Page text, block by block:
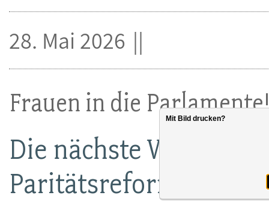
Frauen in die
Die nächste
Paritätsreform
28. Mai 2026
Mit Bild drucken?